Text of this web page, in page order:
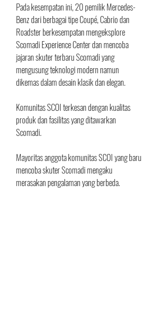
Pada kesempatan ini, 20 pemilik Mercedes-
Benz dari berbagai tipe Coupé, Cabrio dan
Roadster berkesempatan mengeksplore
Scomadi Experience Center dan mencoba
jajaran skuter terbaru Scomadi yang
mengusung teknologi modern namun
dikemas dalam desain klasik dan elegan.
Komunitas SCOI terkesan dengan kualitas
produk dan fasilitas yang ditawarkan
Scomadi.
Mayoritas anggota komunitas SCOI yang baru
mencoba skuter Scomadi mengaku
merasakan pengalaman yang berbeda.